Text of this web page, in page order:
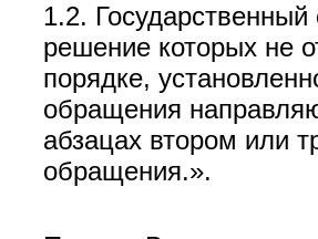
1.2.
решение которых не
порядке,
обращения
абзацах втором или
обращения.».